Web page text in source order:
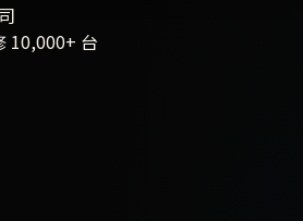
10,000+ 台